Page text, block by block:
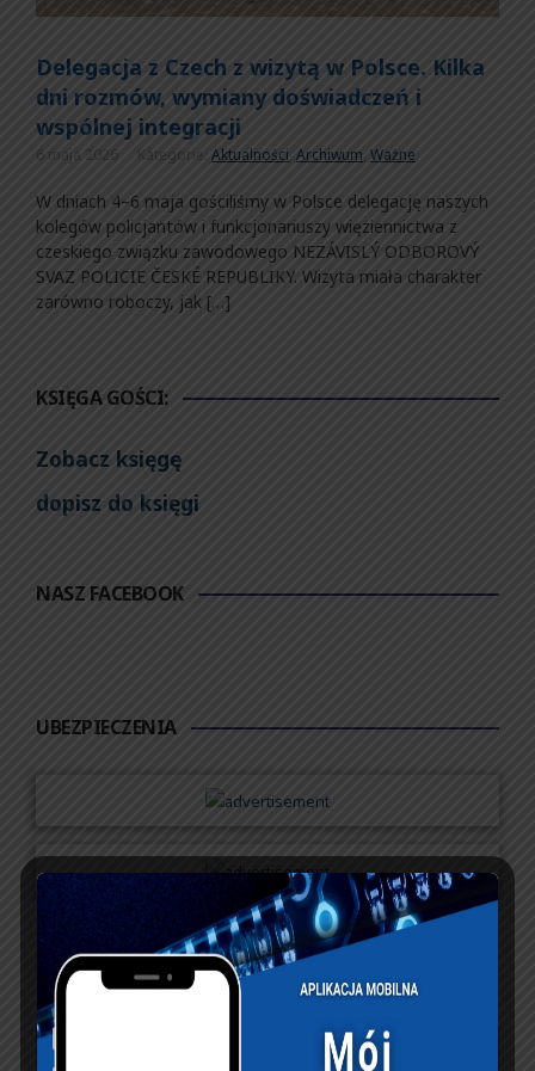
Delegacja z Czech z wizytą w Polsce. Kilka
dni rozmów, wymiany doświadczeń i
wspólnej integracji
6 maja 2026 Kategorie: Aktualności, Archiwum, Ważne
W dniach 4–6 maja gościliśmy w Polsce delegację naszych
kolegów policjantów i funkcjonariuszy więziennictwa z
czeskiego związku zawodowego NEZÁVISLÝ ODBOROVÝ
SVAZ POLICIE ČESKÉ REPUBLIKY. Wizyta miała charakter
zarówno roboczy, jak […]
KSIĘGA GOŚCI:
Zobacz księgę
dopisz do księgi
NASZ FACEBOOK
UBEZPIECZENIA
maj 2026
P